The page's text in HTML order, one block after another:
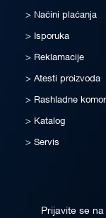
Načini plaćanja
Isporuka
Reklamacije
Atesti proizvoda
Rashladne
Katalog
Servis
Prijavite se